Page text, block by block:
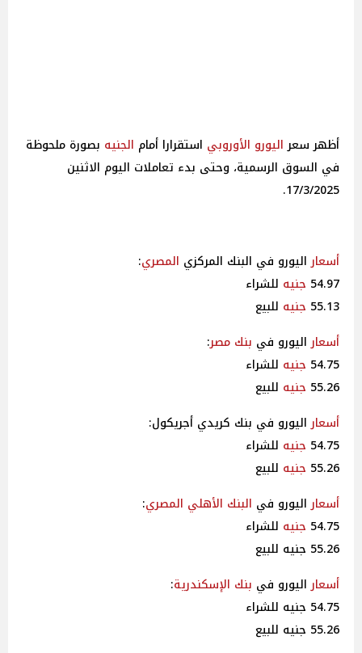
أظهر سعراليورو الأوروبي استقرارا أمام الجنيه بصورة ملحوظة
في السوق الرسمية، وحتى بدء تعاملات اليوم الاثنين
17/3/2025.
أسعاراليورو في البنك المركزي المصري:
54.97 جنيه للشراء
55.13 جنيه للبيع
أسعاراليورو في بنك مصر:
54.75 جنيه للشراء
55.26 جنيه للبيع
أسعاراليورو في بنك كريدي أجريكول:
54.75 جنيه للشراء
55.26 جنيه للبيع
أسعاراليورو في البنك الأهلي المصري:
54.75 جنيه للشراء
55.26 جنيه للبيع
أسعاراليورو في بنك الإسكندرية:
54.75 جنيه للشراء
55.26 جنيه للبيع